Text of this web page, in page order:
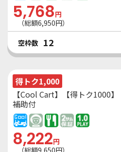
5,768円
（総額6,950円）
空枠数 12
得トク1,000
【Cool Cart】【得トク1000
補助付
8,222円